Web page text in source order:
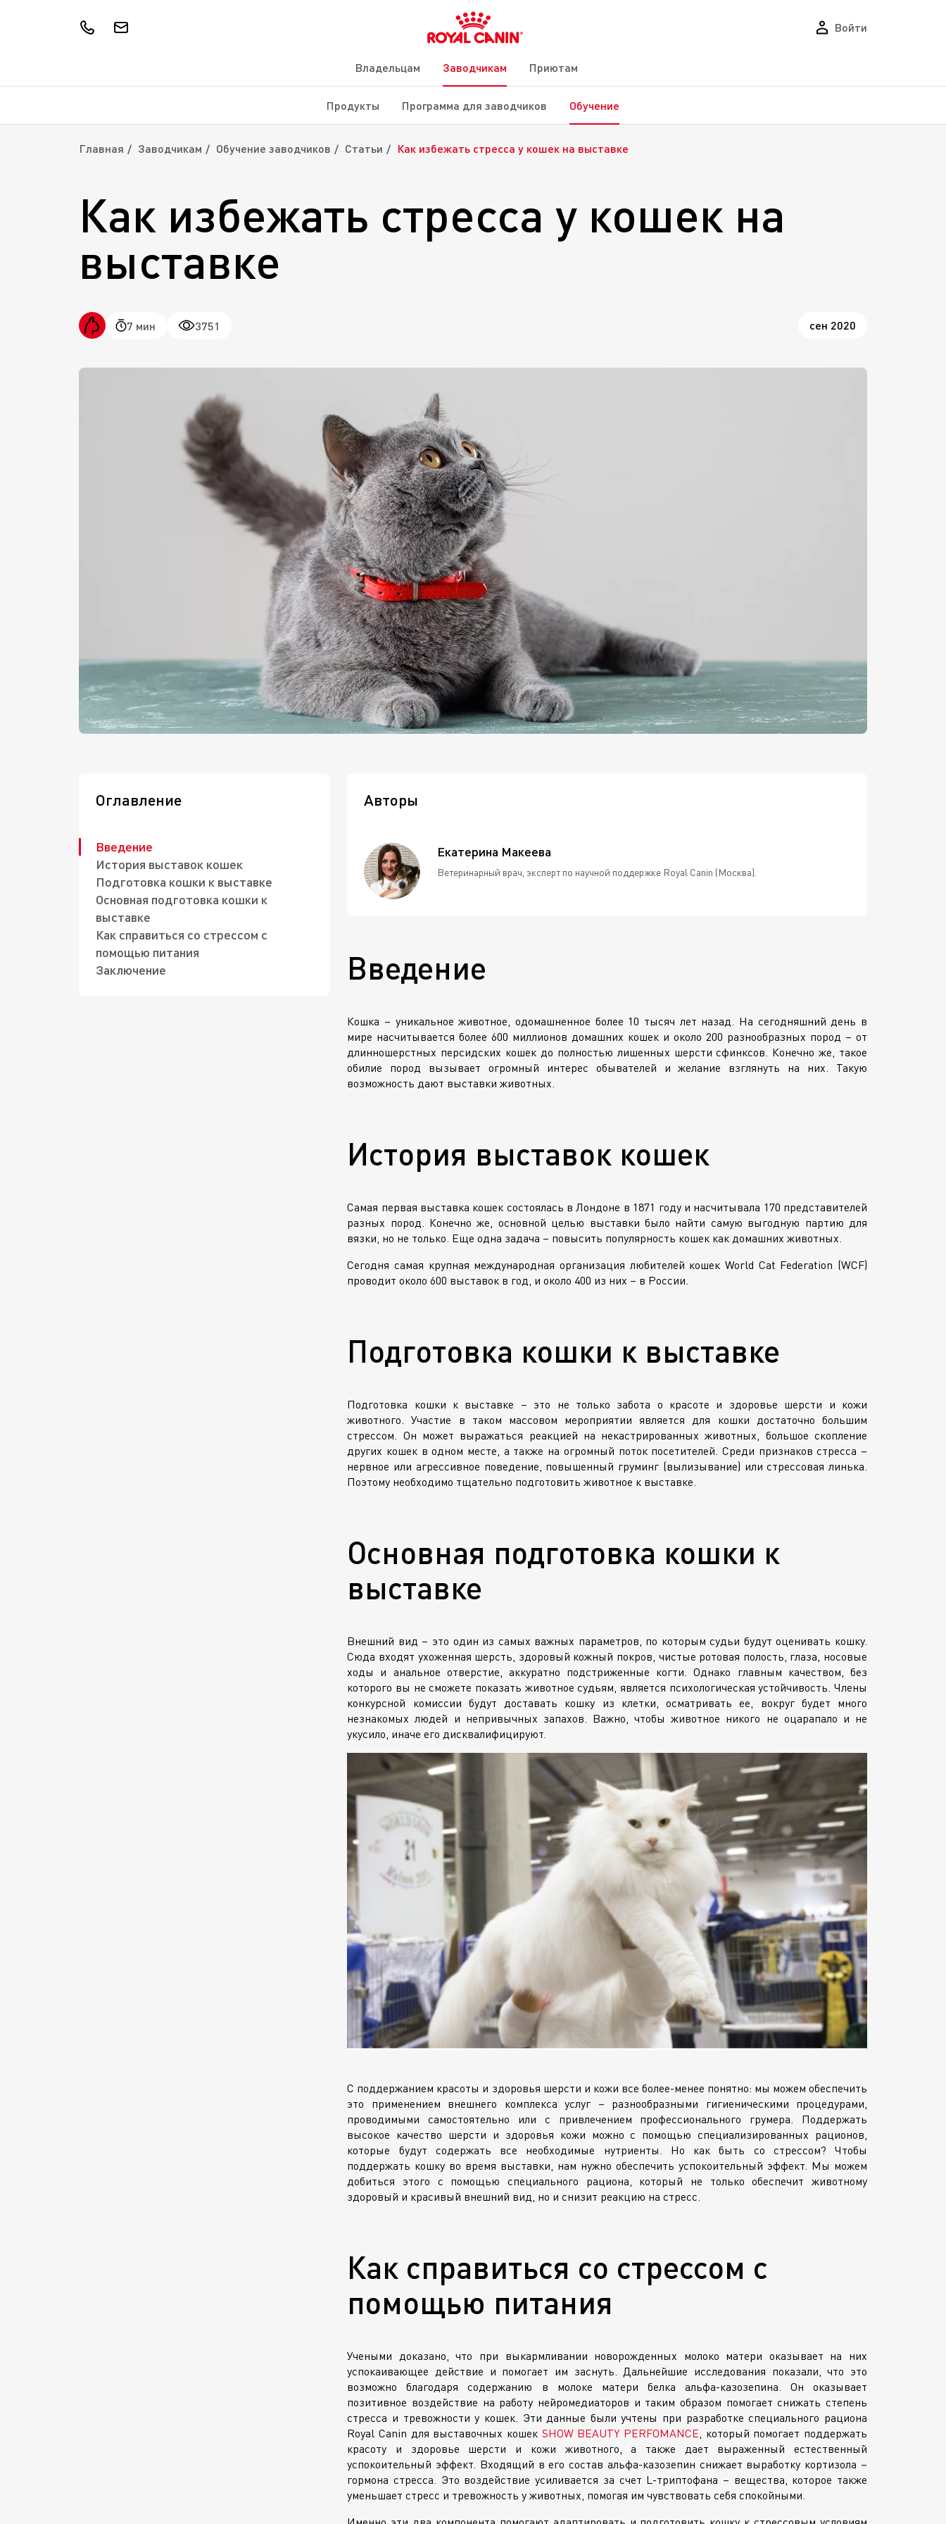
Войти
Владельцам Заводчикам Приютам
Продукты Программа для заводчиков Обучение
Главная Заводчикам Обучение заводчиков Статьи Как избежать стресса у кошек на выставке
Как избежать стресса у кошек на
выставке
7 мин 3751 сен 2020
Оглавление
Введение
История выставок кошек
Подготовка кошки к выставке
Основная подготовка кошки к
выставке
Как справиться со стрессом с
помощью питания
Заключение
Авторы
Екатерина Макеева
Ветеринарный врач, эксперт по научной поддержке Royal Canin (Москва).
Введение
Кошка – уникальное животное, одомашненное более 10 тысяч лет назад. На сегодняшний день в
мире насчитывается более 600 миллионов домашних кошек и около 200 разнообразных пород – от
длинношерстных персидских кошек до полностью лишенных шерсти сфинксов. Конечно же, такое
обилие пород вызывает огромный интерес обывателей и желание взглянуть на них. Такую
возможность дают выставки животных.
История выставок кошек
Самая первая выставка кошек состоялась в Лондоне в 1871 году и насчитывала 170 представителей
разных пород. Конечно же, основной целью выставки было найти самую выгодную партию для
вязки, но не только. Еще одна задача – повысить популярность кошек как домашних животных.
Сегодня самая крупная международная организация любителей кошек World Cat Federation (WCF)
проводит около 600 выставок в год, и около 400 из них – в России.
Подготовка кошки к выставке
Подготовка кошки к выставке – это не только забота о красоте и здоровье шерсти и кожи
животного. Участие в таком массовом мероприятии является для кошки достаточно большим
стрессом. Он может выражаться реакцией на некастрированных животных, большое скопление
других кошек в одном месте, а также на огромный поток посетителей. Среди признаков стресса –
нервное или агрессивное поведение, повышенный груминг (вылизывание) или стрессовая линька.
Поэтому необходимо тщательно подготовить животное к выставке.
Основная подготовка кошки к
выставке
Внешний вид – это один из самых важных параметров, по которым судьи будут оценивать кошку.
Сюда входят ухоженная шерсть, здоровый кожный покров, чистые ротовая полость, глаза, носовые
ходы и анальное отверстие, аккуратно подстриженные когти. Однако главным качеством, без
которого вы не сможете показать животное судьям, является психологическая устойчивость. Члены
конкурсной комиссии будут доставать кошку из клетки, осматривать ее, вокруг будет много
незнакомых людей и непривычных запахов. Важно, чтобы животное никого не оцарапало и не
укусило, иначе его дисквалифицируют.
С поддержанием красоты и здоровья шерсти и кожи все более-менее понятно: мы можем обеспечить
это применением внешнего комплекса услуг – разнообразными гигиеническими процедурами,
проводимыми самостоятельно или с привлечением профессионального грумера. Поддержать
высокое качество шерсти и здоровья кожи можно с помощью специализированных рационов,
которые будут содержать все необходимые нутриенты. Но как быть со стрессом? Чтобы
поддержать кошку во время выставки, нам нужно обеспечить успокоительный эффект. Мы можем
добиться этого с помощью специального рациона, который не только обеспечит животному
здоровый и красивый внешний вид, но и снизит реакцию на стресс.
Как справиться со стрессом с
помощью питания
Учеными доказано, что при выкармливании новорожденных молоко матери оказывает на них
успокаивающее действие и помогает им заснуть. Дальнейшие исследования показали, что это
возможно благодаря содержанию в молоке матери белка альфа-казозепина. Он оказывает
позитивное воздействие на работу нейромедиаторов и таким образом помогает снижать степень
стресса и тревожности у кошек. Эти данные были учтены при разработке специального рациона
Royal Canin для выставочных кошек SHOW BEAUTY PERFOMANCE , который помогает поддержать
красоту и здоровье шерсти и кожи животного, а также дает выраженный естественный
успокоительный эффект. Входящий в его состав альфа-казозепин снижает выработку кортизола –
гормона стресса. Это воздействие усиливается за счет L-триптофана – вещества, которое также
уменьшает стресс и тревожность у животных, помогая им чувствовать себя спокойными.